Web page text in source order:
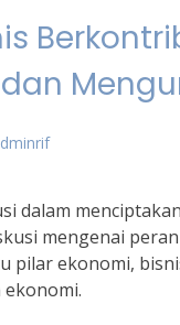
dalam
mengenai
pilar ekonomi,